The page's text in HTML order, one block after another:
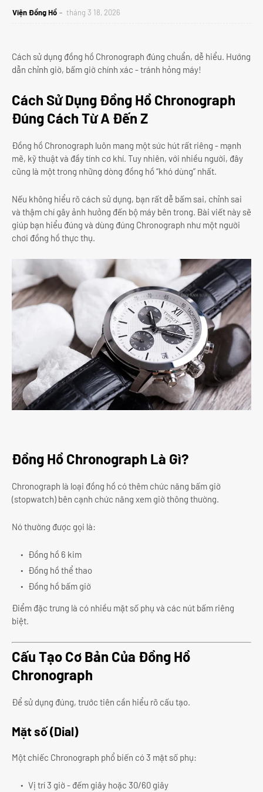
Viện Đồng Hồ tháng 3 18, 2026
Cách sử dụng đồng hồ Chronograph đúng chuẩn, dễ hiểu. Hướng
dẫn chỉnh giờ, bấm giờ chính xác - tránh hỏng máy!
Cách Sử Dụng Đồng Hồ Chronograph
Đúng Cách Từ A Đến Z
Đồng hồ Chronograph luôn mang một sức hút rất riêng - mạnh
mẽ, kỹ thuật và đầy tính cơ khí. Tuy nhiên, với nhiều người, đây
cũng là một trong những dòng đồng hồ “khó dùng” nhất.
Nếu không hiểu rõ cách sử dụng, bạn rất dễ bấm sai, chỉnh sai
và thậm chí gây ảnh hưởng đến bộ máy bên trong. Bài viết này sẽ
giúp bạn hiểu đúng và dùng đúng Chronograph như một người
chơi đồng hồ thực thụ.
Đồng Hồ Chronograph Là Gì?
Chronograph là loại đồng hồ có thêm chức năng bấm giờ
(stopwatch) bên cạnh chức năng xem giờ thông thường.
Nó thường được gọi là:
Đồng hồ 6 kim
Đồng hồ thể thao
Đồng hồ bấm giờ
Điểm đặc trưng là có nhiều mặt số phụ và các nút bấm riêng
biệt.
Cấu Tạo Cơ Bản Của Đồng Hồ
Chronograph
Để sử dụng đúng, trước tiên cần hiểu rõ cấu tạo.
Mặt số (Dial)
Một chiếc Chronograph phổ biến có 3 mặt số phụ:
Vị trí 3 giờ - đếm giây hoặc 30/60 giây